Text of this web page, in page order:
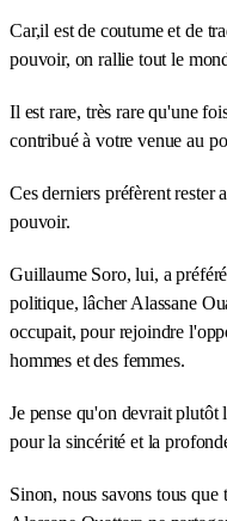
Car,il est de coutume et de
pouvoir, on rallie tout le
Il est rare, très rare qu'une
contribué à votre venue au
Ces derniers préfèrent rester
pouvoir.
Guillaume Soro, lui, a
politique, lâcher Alassane
occupait, pour rejoindre
hommes et des femmes.
Je pense qu'on devrait plutôt
pour la sincérité et la
Sinon, nous savons tous